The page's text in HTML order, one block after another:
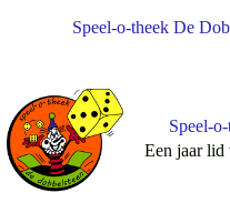
Speel-o-theek De
Speel-
Een jaar lid